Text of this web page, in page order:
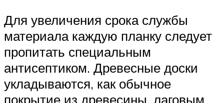
Для увеличения срока службы
материала каждую планку следует
пропитать специальным
антисептиком. Древесные доски
укладываются, как обычное
покрытие из древесины, лаговым